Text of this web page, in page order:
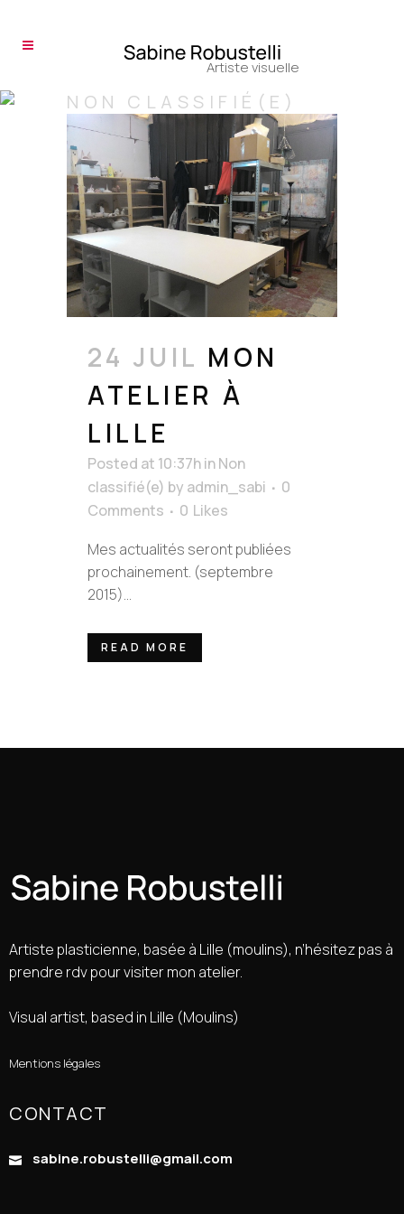
NON CLASSIFIÉ(E)
24 JUIL MON
ATELIER À
LILLE
Posted at 10:37hinNon
classifié(e) by admin_sabi
0
Comments
0 Likes
Mes actualités seront publiées
prochainement. (septembre
2015)...
READ MORE
Artiste plasticienne, basée à Lille (moulins), n’hésitez pas à
prendre rdv pour visiter mon atelier.
Visual artist, based in Lille (Moulins)
Mentions légales
CONTACT
sabine.robustelli@gmail.com